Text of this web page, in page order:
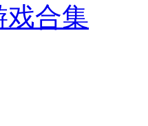
戏合集